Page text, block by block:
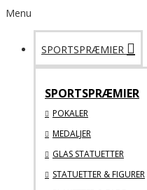
Menu
SPORTSPRÆMIER
SPORTSPRÆMIER
POKALER
MEDALJER
GLAS STATUETTER
STATUETTER & FIGURER